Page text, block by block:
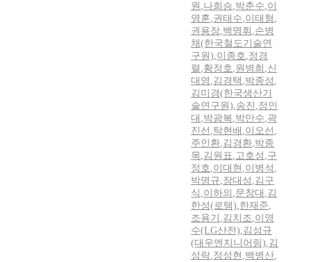
원 ,나희승,박춘수,이
영훈,권태수,이태형 ,
권용장,백명휘 ,손병
채(한국철도기술연
구원),이종호,정경
렬 ,황정호,원병희 ,신
대영 ,김경택 ,박종성 ,
김미경(한국생산기
술연구원),송진 ,정인
대 ,박광복,박만수,곽
진선 ,탁현배 ,이오선 ,
주인환,김경환,박종
목,김원표,고호성 ,구
정호,이대현 ,이병석 ,
박명규,장대성 ,김구
식 ,이하의 ,문창대 ,김
한성(로템),한재준,
조용기 ,김치조,이영
수(LG산전),김성규
(대우엔지니어링),김
성락,정성현 ,백병산,